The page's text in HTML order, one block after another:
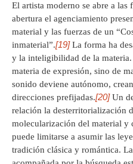
El artista moderno se abre a las
abertura el agenciamiento
material y las fuerzas de un
inmaterial”.[19]La forma ha
y la inteligibilidad de la materia.
materia de expresión, sino de
sonido deviene autónomo,
direcciones prefijadas.[20]Un
relación la desterritorialización
molecularización del material y
puede limitarse a asumir las
tradición clásica y romántica.